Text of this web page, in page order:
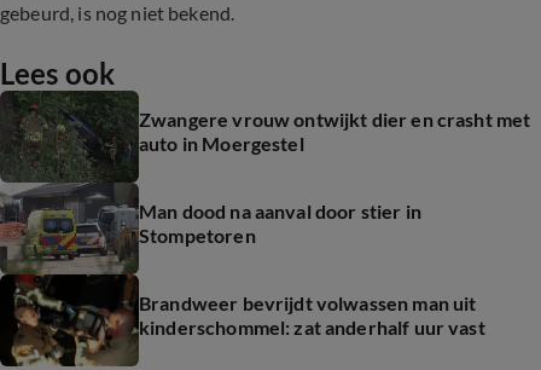
gebeurd, is nog niet bekend.
Lees ook
Zwangere vrouw ontwijkt dier en crasht met
auto in Moergestel
Man dood na aanval door stier in
Stompetoren
Brandweer bevrijdt volwassen man uit
kinderschommel: zat anderhalf uur vast